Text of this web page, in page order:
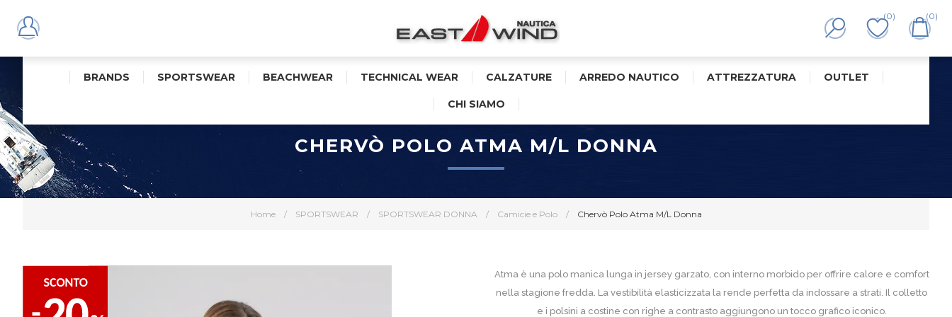
(0) (0)
BRANDS SPORTSWEAR BEACHWEAR TECHNICAL WEAR CALZATURE ARREDO NAUTICO ATTREZZATURA OUTLET
CHI SIAMO
Home / SPORTSWEAR / SPORTSWEAR DONNA / Camicie e Polo / Chervò Polo Atma M/L Donna
CHERVÒ POLO ATMA M/L DONNA
Atma è una polo manica lunga in jersey garzato, con interno morbido per offrire calore e comfort
nella stagione fredda. La vestibilità elasticizzata la rende perfetta da indossare a strati. Il colletto
e i polsini a costine con righe a contrasto aggiungono un tocco grafico iconico.